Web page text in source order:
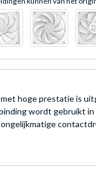
hoge prestatie is
wordt gebruikt